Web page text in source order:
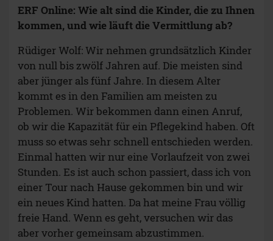
ERF Online: Wie alt sind die Kinder, die zu Ihnen
kommen, und wie läuft die Vermittlung ab?
Rüdiger Wolf: Wir nehmen grundsätzlich Kinder
von null bis zwölf Jahren auf. Die meisten sind
aber jünger als fünf Jahre. In diesem Alter
kommt es in den Familien am meisten zu
Problemen. Wir bekommen dann einen Anruf,
ob wir die Kapazität für ein Pflegekind haben. Oft
muss so etwas sehr schnell entschieden werden.
Einmal hatten wir nur eine Vorlaufzeit von zwei
Stunden. Es ist auch schon passiert, dass ich von
einer Tour nach Hause gekommen bin und wir
ein neues Kind hatten. Da hat meine Frau völlig
freie Hand. Wenn es geht, versuchen wir das
aber vorher gemeinsam abzustimmen.